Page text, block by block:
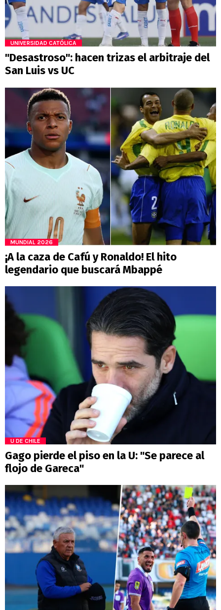
UNIVERSIDAD CATÓLICA
"Desastroso": hacen trizas el arbitraje del
San Luis vs UC
MUNDIAL 2026
¡A la caza de Cafú y Ronaldo! El hito
legendario que buscará Mbappé
U DE CHILE
Gago pierde el piso en la U: "Se parece al
flojo de Gareca"